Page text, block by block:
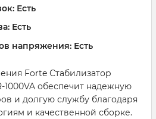
Есть
Есть
напряжения: Есть
Forte Стабилизатор
1000VA обеспечит надежную
и долгую службу благодаря
и качественной сборке.